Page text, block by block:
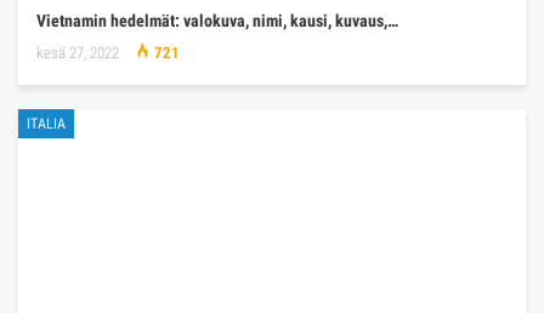
Vietnamin hedelmät: valokuva, nimi, kausi, kuvaus,…
kesä 27, 2022 721
ITALIA